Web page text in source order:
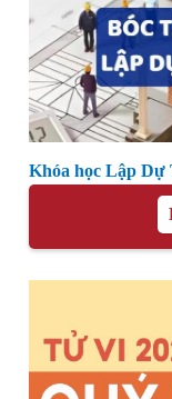
Khóa học Lập Dự